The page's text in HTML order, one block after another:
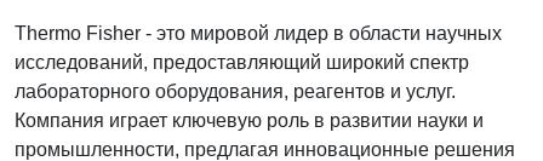
Thermo Fisher - это мировой лидер в области научных
исследований, предоставляющий широкий спектр
лабораторного оборудования, реагентов и услуг.
Компания играет ключевую роль в развитии науки и
промышленности, предлагая инновационные решения